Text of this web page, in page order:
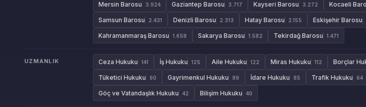
Mersin Barosu 3.924 Gaziantep Barosu 3.717 Kayseri Barosu 3.272 Kocaeli
Samsun Barosu 2.431 Denizli Barosu 2.313 Hatay Barosu 2.155 Eskişehir Barosu
Kahramanmaraş Barosu 1.658 Sakarya Barosu 1.582 Tekirdağ Barosu 1.471
UZMANLIK Ceza Hukuku 141 İş Hukuku 125 Aile Hukuku 122 Miras Hukuku 112 Borçlar
Tüketici Hukuku 90 Gayrimenkul Hukuku 89 İdare Hukuku 85 Trafik Hukuku 64
Göç ve Vatandaşlık Hukuku 42 Bilişim Hukuku 40